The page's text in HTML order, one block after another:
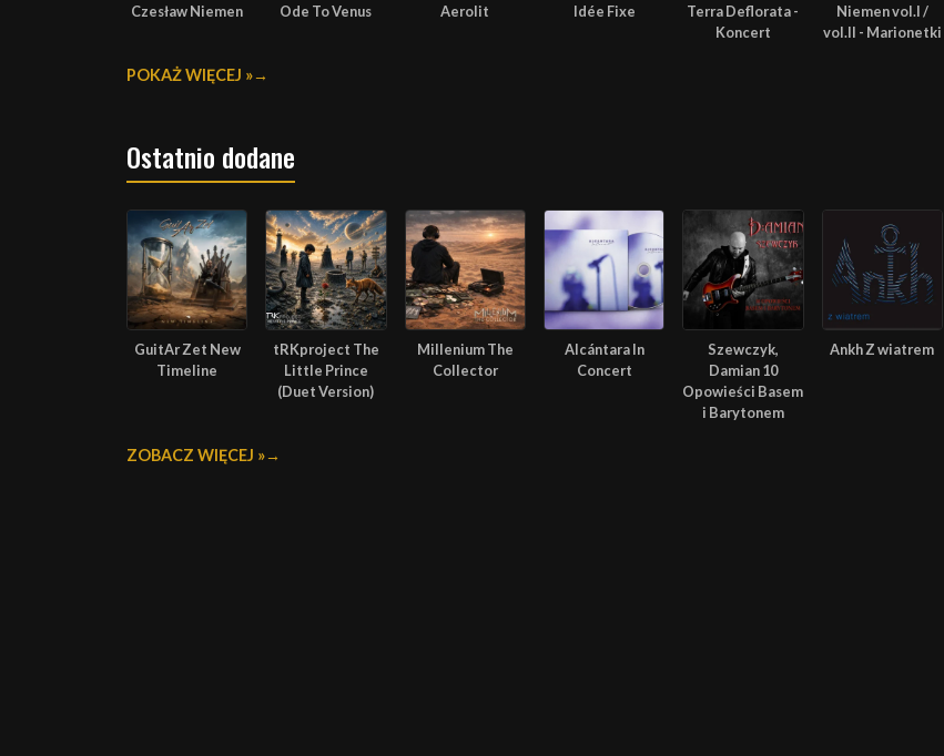
Czesław Niemen
Ode To Venus
Aerolit
Idée Fixe
Terra Deflorata -
Koncert
Niemen vol.I /
vol.II - Marionetki
POKAŻ WIĘCEJ »
Ostatnio dodane
GuitAr Zet New
Timeline
tRKproject The
Little Prince
(Duet Version)
Millenium The
Collector
Alcántara In
Concert
Szewczyk,
Damian 10
Opowieści Basem
i Barytonem
Ankh Z wiatrem
ZOBACZ WIĘCEJ »